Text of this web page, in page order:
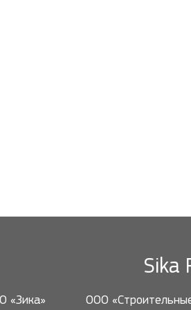
Sika
«Зика» ООО